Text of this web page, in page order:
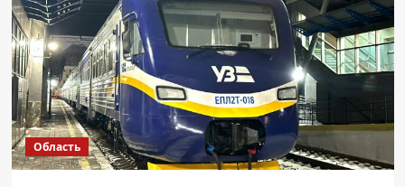
сестри:
та
прикмети
Область